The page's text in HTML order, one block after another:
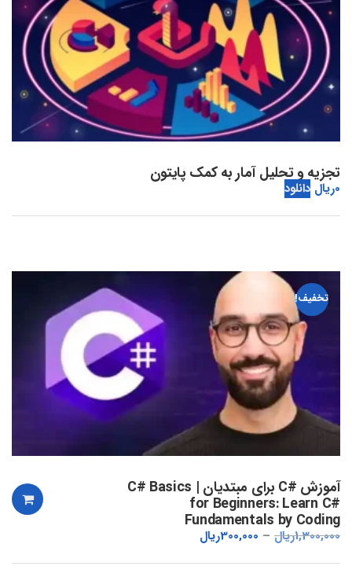
تجزیه و تحلیل آمار به کمک پایتون
0ریال دانلود
تخفیف!
آموزش #C برای مبتدیان | C# Basics
for Beginners: Learn C#
Fundamentals by Coding
1,300,000ریال 300,000ریال